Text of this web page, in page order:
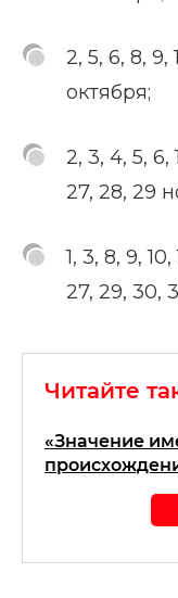
2, 5, 6, 8, 9,
октября;
2, 3, 4, 5, 6,
27, 28, 29
1, 3, 8, 9, 10,
27, 29, 30,
Читайте
«Значение